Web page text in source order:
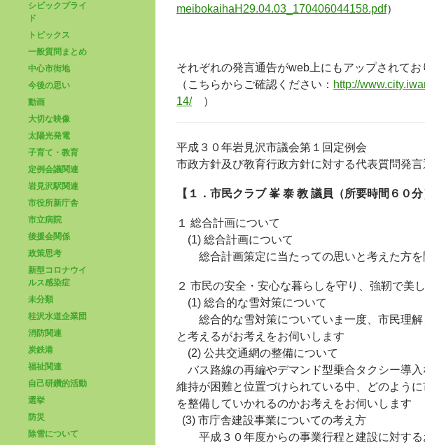
meibokaihaH29.04.03_170406044158.pdf）
それぞれの発言通告がweb上にもアップされてお
（こちらからご確認ください： http://
14/）
平成３０年岩見沢市議会第１回定例会
市政方針及び教育行政方針に対する代表質問発
【１．市民クラブ 峯 泰 教 議員（所要時間６０分
１ 総合計画について
(1) 総合計画について
総合計画策定に当たっての思いと考えた方を
２ 市民の安全・安心な暮らしを守り、強靭で美
(1) 総合的な雪対策について
総合的な雪対策についていま一度、市民理解
と考えるがお考えをお伺いします
(2) 公共交通網の整備について
バス路線の再編やデマンド型乗合タクシー導
維持が困難と位置づけられている中、どのよう
を整備していかれるのかお考えをお伺いします
(3) 市庁舎建設事業についての考え方
平成３０年度からの事業行程と建設に対する
シビックプライ
ド
トピックス
一般質問まとめ
中心市街地
今後の思い
動画
大切な映像
太陽光発電
子育て・教育
定例会議関連
岩見沢駅関連
市役所新庁舎
市立病院
後援会関係
政策思考
新型コロナウイ
ルス感染症
未分類
桂沢水道企業団
消防関連
炭鉄港
福祉関連
自己研鑽的活動
選挙
防災
除雪について